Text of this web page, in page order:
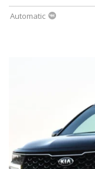
Automatic